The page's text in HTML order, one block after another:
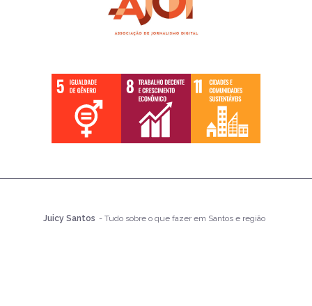
Juicy Santos - Tudo sobre o que fazer em Santos e região